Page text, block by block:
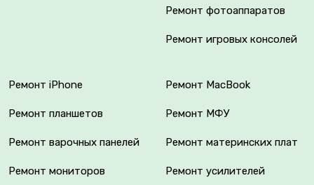
Ремонт фотоаппаратов
Ремонт игровых консолей
Ремонт iPhone
Ремонт планшетов
Ремонт варочных панелей
Ремонт мониторов
Ремонт MacBook
Ремонт МФУ
Ремонт материнских плат
Ремонт усилителей